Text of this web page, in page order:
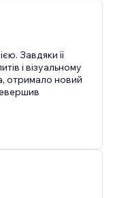
Завдяки її
і візуальному
отримало новий